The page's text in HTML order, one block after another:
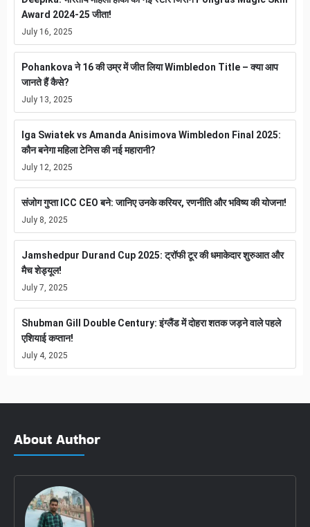
Award 2024-25 जीता!
July 16, 2025
Pohankova ने 16 की उम्र में जीत लिया Wimbledon Title – क्या आप
जानते हैं कैसे?
July 13, 2025
Iga Swiatek vs Amanda Anisimova Wimbledon Final 2025:
कौन बनेगा महिला टेनिस की नई महारानी?
July 12, 2025
संजोग गुप्ता ICC CEO बने: जानिए उनके करियर, रणनीति और भविष्य की योजना!
July 8, 2025
Jamshedpur Durand Cup 2025: ट्रॉफी टूर की धमाकेदार शुरुआत और
मैच शेड्यूल!
July 7, 2025
Shubman Gill Double Century: इंग्लैंड में दोहरा शतक जड़ने वाले पहले
एशियाई कप्तान!
July 4, 2025
About Author